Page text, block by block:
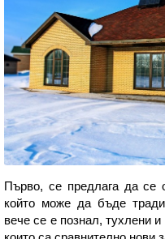
Първо, се предлага да се
който може да бъде
вече се е познал, тухлени